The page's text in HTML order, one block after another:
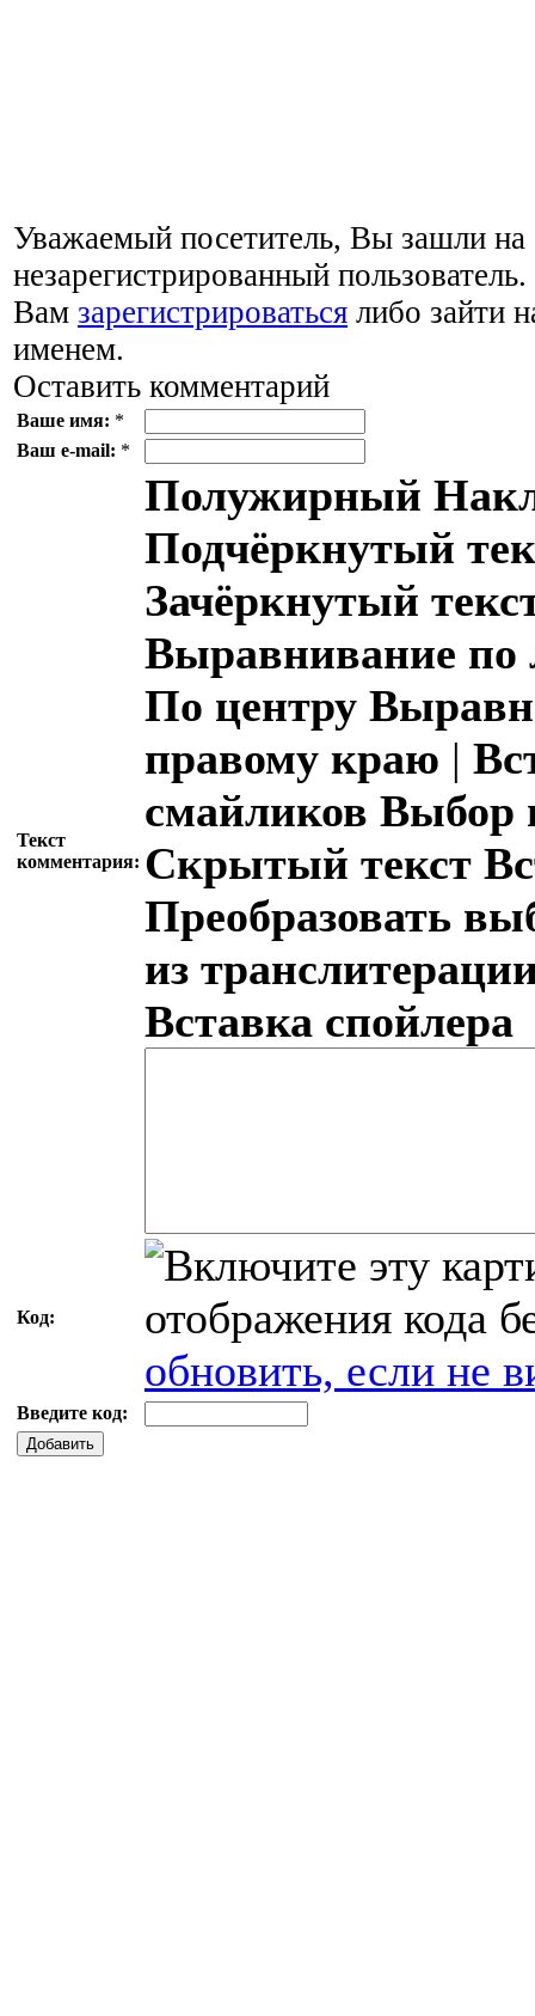
Уважаемый посетитель, Вы зашли на
незарегистрированный
Вам зарегистрироваться либо зайти
именем.
Оставить комментарий
Ваше имя: *
Ваш e-mail: *
Текст
комментария:
Полужирный
Подчёркнутый
Зачёркнутый
Выравнивание по
По центру
правому краю |
смайликов Выбор
Скрытый текст
Преобразовать
из
Вставка спойлера
Код:
обновить, если не
Введите код:
Добавить